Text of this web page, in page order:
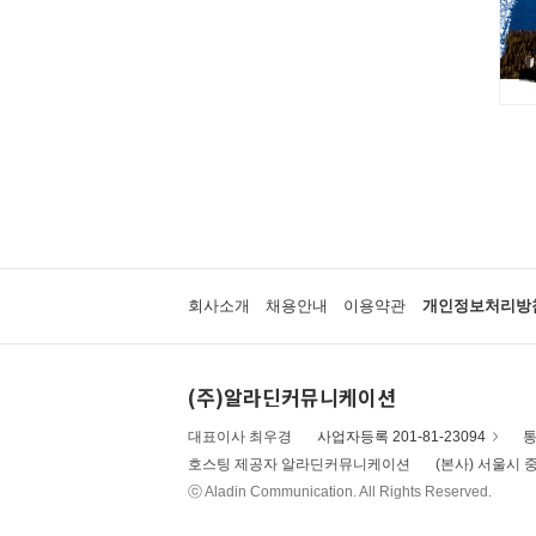
회사소개 채용안내 이용약관 개인정보처리방
(주)알라딘커뮤니케이션
대표이사 최우경 사업자등록 201-81-23094
호스팅 제공자 알라딘커뮤니케이션
(본사) 서울시
ⓒ Aladin Communication. All Rights Reserved.